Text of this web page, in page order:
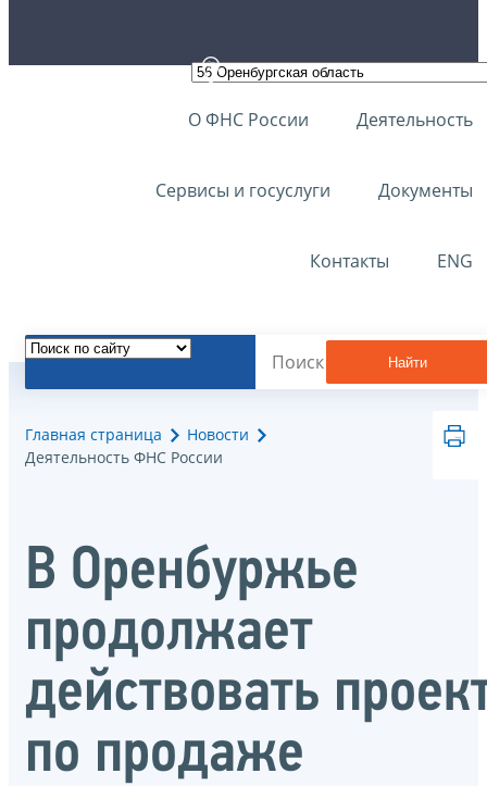
О ФНС России Деятельность
Сервисы и госуслуги Документы
Контакты ENG
Найти
Главная страница
Новости
Деятельность ФНС России
В Оренбуржье
продолжает
действовать
по продаже